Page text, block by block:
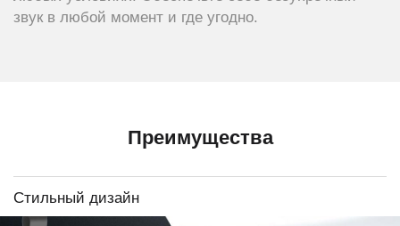
звук в любой момент и где угодно.
Преимущества
Стильный дизайн